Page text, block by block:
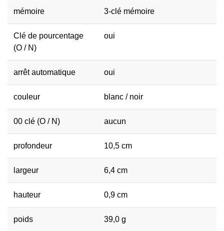
mémoire 3-clé mémoire
Clé de pourcentage
(O / N)
oui
arrêt automatique oui
couleur blanc / noir
00 clé (O / N) aucun
profondeur 10,5 cm
largeur 6,4 cm
hauteur 0,9 cm
poids 39,0 g